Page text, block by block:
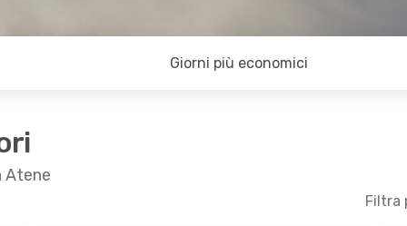
Giorni più economici
Atene
Filtra